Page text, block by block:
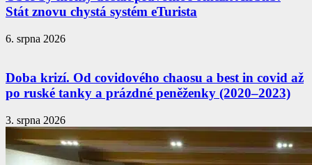
Stát znovu chystá systém eTurista
6. srpna 2026
Doba krizí. Od covidového chaosu a best in covid až
po ruské tanky a prázdné peněženky (2020–2023)
3. srpna 2026